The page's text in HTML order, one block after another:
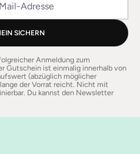
SICHERN
Anmeldung zum
Gutschein ist einmalig innerhalb von
(abzüglich möglicher
der Vorrat reicht. Nicht mit
Du kannst den Newsletter